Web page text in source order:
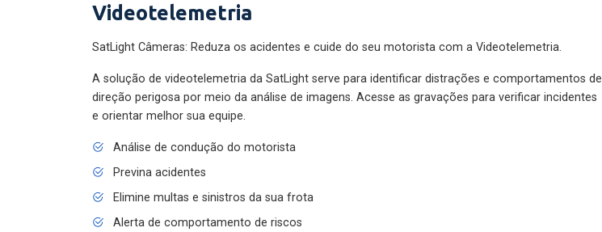
Videotelemetria
SatLight Câmeras: Reduza os acidentes e cuide do seu motorista com a Videotelemetria.
A solução de videotelemetria da SatLight serve para identificar distrações e comportamentos de
direção perigosa por meio da análise de imagens. Acesse as gravações para verificar incidentes
e orientar melhor sua equipe.
Análise de condução do motorista
Previna acidentes
Elimine multas e sinistros da sua frota
Alerta de comportamento de riscos